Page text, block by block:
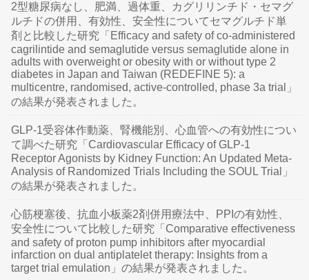
2型糖尿病なし、肥満、過体重、カグリリンチド・セマグ
ルチドの併用、有効性、安全性についてセマグルチド単
剤と比較した研究「Efficacy and safety of co-administered
cagrilintide and semaglutide versus semaglutide alone in
adults with overweight or obesity with or without type 2
diabetes in Japan and Taiwan (REDEFINE 5): a
multicentre, randomised, active-controlled, phase 3a trial」
の結果が発表されました。
GLP-1受容体作動薬、腎機能別、心血管への有効性につい
て調べた研究「Cardiovascular Efficacy of GLP-1
Receptor Agonists by Kidney Function: An Updated Meta-
Analysis of Randomized Trials Including the SOUL Trial」
の結果が発表されました。
心筋梗塞後、抗血小板薬2剤併用療法中、PPIの有効性、
安全性について比較した研究「Comparative effectiveness
and safety of proton pump inhibitors after myocardial
infarction on dual antiplatelet therapy: Insights from a
target trial emulation」の結果が発表されました。